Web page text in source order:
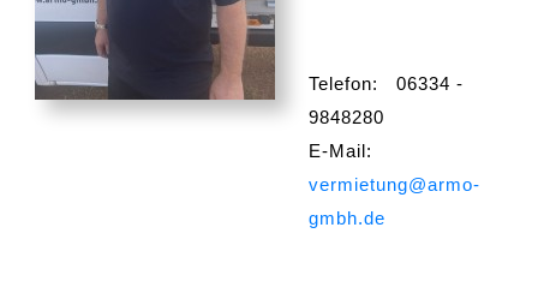
Telefon: 06334 -
9848280
E-Mail:
vermietung@armo-
gmbh.de